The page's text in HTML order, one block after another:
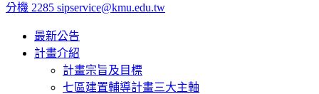
分機 2285 sipservice@kmu.edu.tw
最新公告
計畫介紹
計畫宗旨及目標
七區建置輔導計畫三大主軸